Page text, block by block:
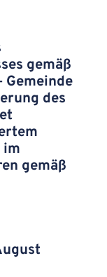
gemäß
Gemeinde
des
im
gemäß